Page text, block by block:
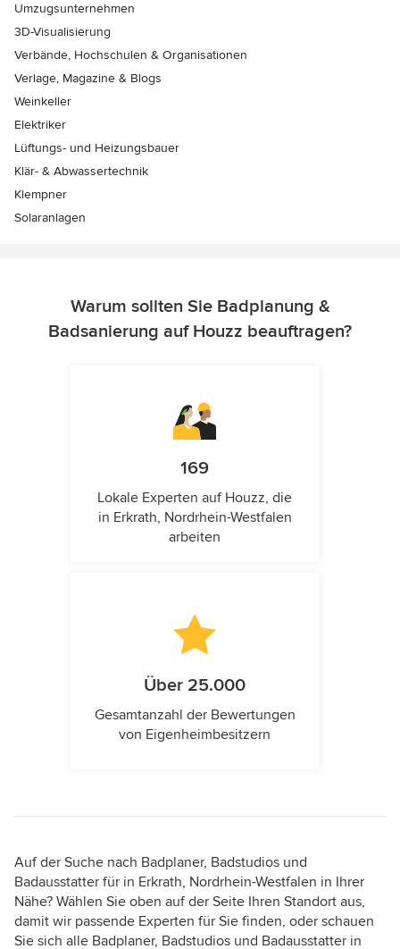
Umzugsunternehmen
3D-Visualisierung
Verbände, Hochschulen & Organisationen
Verlage, Magazine & Blogs
Weinkeller
Elektriker
Lüftungs- und Heizungsbauer
Klär- & Abwassertechnik
Klempner
Solaranlagen
Warum sollten Sie Badplanung &
Badsanierung auf Houzz beauftragen?
169
Lokale Experten auf Houzz, die
in Erkrath, Nordrhein-Westfalen
arbeiten
Über 25.000
Gesamtanzahl der Bewertungen
von Eigenheimbesitzern
Auf der Suche nach Badplaner, Badstudios und
Badausstatter für in Erkrath, Nordrhein-Westfalen in Ihrer
Nähe? Wählen Sie oben auf der Seite Ihren Standort aus,
damit wir passende Experten für Sie finden, oder schauen
Sie sich alle Badplaner, Badstudios und Badausstatter in